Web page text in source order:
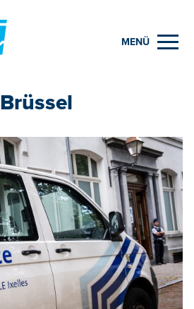
MENÜ
Brüssel